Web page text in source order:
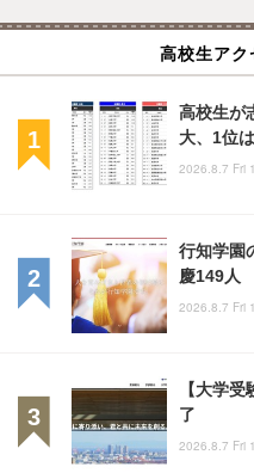
高校生アク
高校生が
大、1位
2026.8.7 Fri
行知学園
慶149人
2026.8.7 Fri
【大学
了
2026.8.7 Fri